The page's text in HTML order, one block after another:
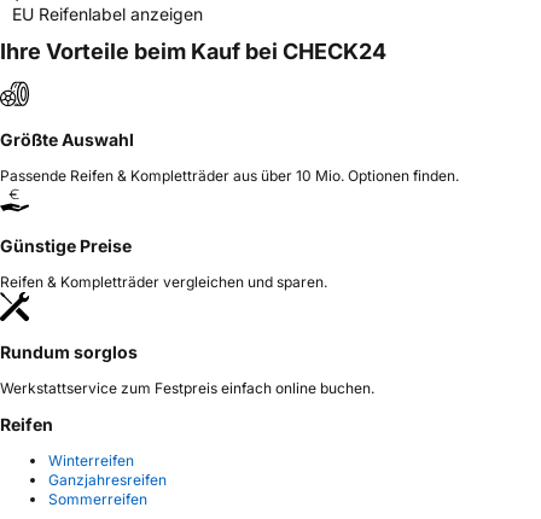
EU Reifenlabel anzeigen
Ihre Vorteile beim Kauf bei CHECK24
Größte Auswahl
Passende Reifen & Kompletträder aus über 10 Mio. Optionen finden.
Günstige Preise
Reifen & Kompletträder vergleichen und sparen.
Rundum sorglos
Werkstattservice zum Festpreis einfach online buchen.
Reifen
Winterreifen
Ganzjahresreifen
Sommerreifen